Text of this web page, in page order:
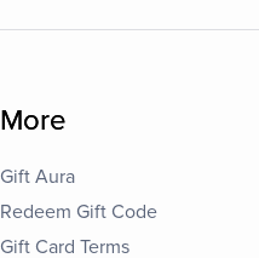
More
Gift Aura
Redeem Gift Code
Gift Card Terms